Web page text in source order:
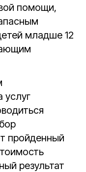
помощи,
младше 12
услуг
пройденный
результат